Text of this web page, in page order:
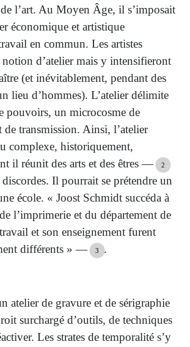
de l’art. Au Moyen Âge, il s’imposait
économique et artistique
en commun. Les artistes
notion d’atelier mais y intensifieront
(et inévitablement, pendant des
lieu d’hommes). L’atelier délimite
pouvoirs, un microcosme de
de transmission. Ainsi, l’atelier
complexe, historiquement,
il réunit des arts et des êtres —
2
Il pourrait se prétendre un
école. « Joost Schmidt succéda à
l’imprimerie et du département de
et son enseignement furent
différents » —
3 .
atelier de gravure et de sérigraphie
surchargé d’outils, de techniques
Les strates de temporalité s’y